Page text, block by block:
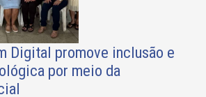
Digital promove inclusão e
por meio da